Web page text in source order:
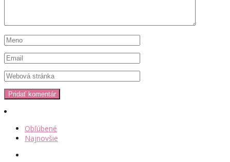
Obľúbené
Najnovšie